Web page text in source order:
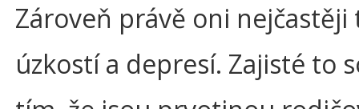
Zároveň právě oni
úzkostí a depresí. Zajisté to